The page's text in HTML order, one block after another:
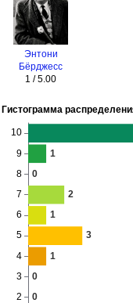
Энтони
Бёрджесс
1 / 5.00
Гистограмма